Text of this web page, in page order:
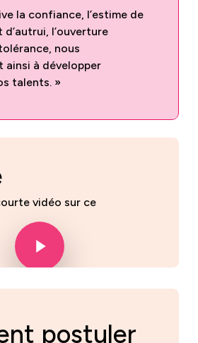
la confiance, l’estime de
l’ouverture
nous
ainsi à développer
talents. »
vidéo sur ce
Play Video
postuler